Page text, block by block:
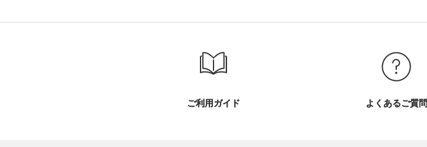
ご利用ガイド よくあるご質問